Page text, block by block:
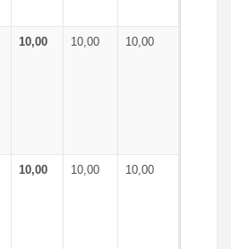
10,00 10,00 10,00
10,00 10,00 10,00